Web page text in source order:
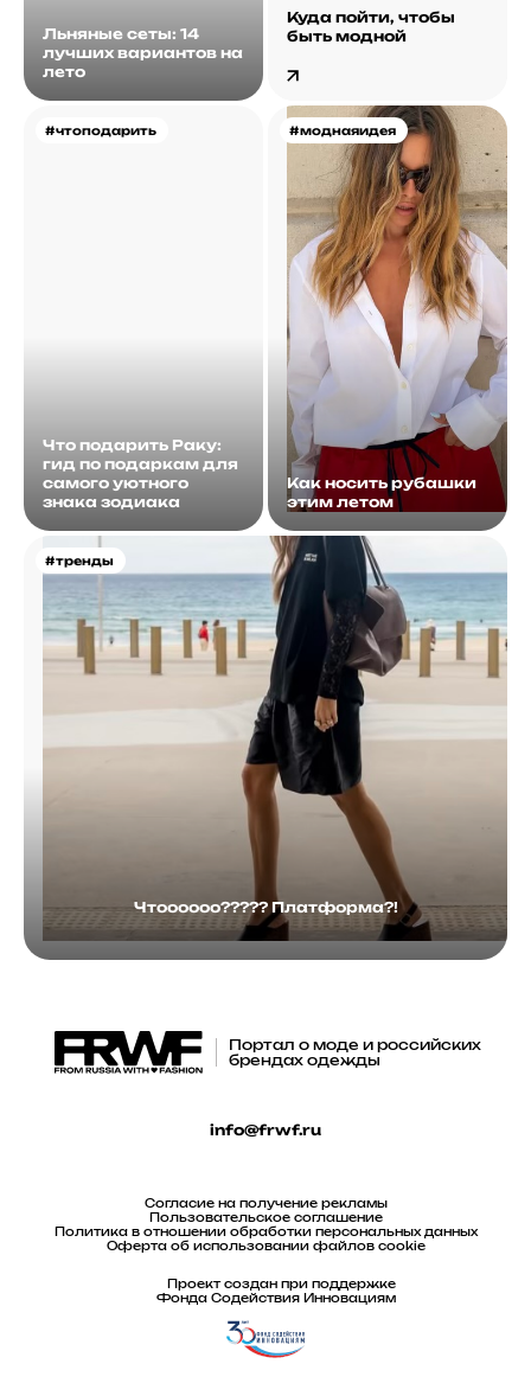
Льняные сеты: 14
лучших вариантов на
лето
Куда пойти, чтобы
быть модной
#чтоподарить
Что подарить Раку:
гид по подаркам для
самого уютного
знака зодиака
#моднаяидея
Как носить рубашки
этим летом
#тренды
Чтоооооо????? Платформа?!
Портал о моде и российских
брендах одежды
info@frwf.ru
Согласие на получение рекламы
Пользовательское соглашение
Политика в отношении обработки персональных данных
Оферта об использовании файлов cookie
Проект создан при поддержке
Фонда Содействия Инновациям